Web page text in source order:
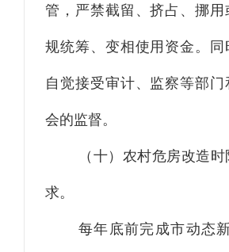
管，严禁截留、挤占、挪用
规统筹、变相使用资金。同
自觉接受审计、监察等部门
会的监督。
（十）农村危房改造
求。
每年底前完成市动态